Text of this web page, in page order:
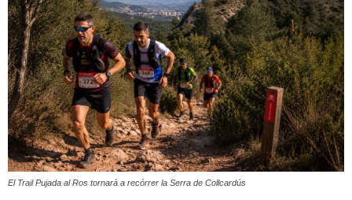
El Trail Pujada al Ros tornarà a recórrer la Serra de Collcardús